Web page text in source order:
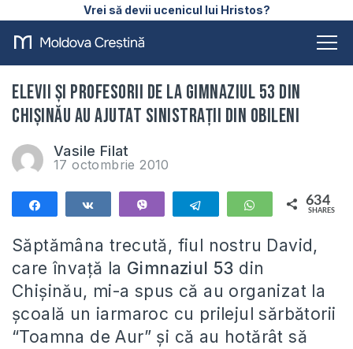
Vrei să devii ucenicul lui Hristos?
Elevii şi profesorii de la Gimnaziul 53 din
Chişinău au ajutat sinistraţii din Obileni
Vasile Filat
17 octombrie 2010
Telegram WhatsApp
634
SHARES
Săptămâna trecută, fiul nostru David,
care învaţă la Gimnaziul 53 din
Chişinău, mi-a spus că au organizat la
şcoală un iarmaroc cu prilejul sărbătorii
“Toamna de Aur” şi că au hotărât să